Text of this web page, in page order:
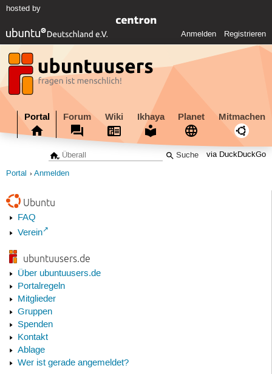
hosted by
Anmelden Registrieren
Portal Forum Wiki Ikhaya Planet Mitmachen
via DuckDuckGo
Portal Anmelden
Ubuntu
FAQ
Verein
ubuntuusers.de
Über ubuntuusers.de
Portalregeln
Mitglieder
Gruppen
Spenden
Kontakt
Ablage
Wer ist gerade angemeldet?